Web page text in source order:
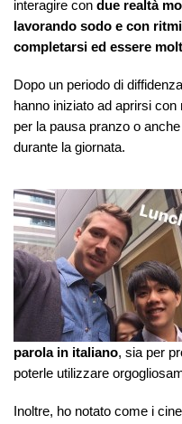
interagire con due realtà
lavorando sodo e con
completarsi ed essere
Dopo un periodo di
hanno iniziato ad aprirsi
per la pausa pranzo o
durante la giornata.
parola in italiano, sia per
poterle utilizzare
Inoltre, ho notato come i